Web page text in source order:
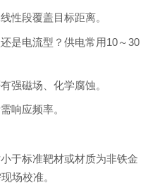
性段覆盖目标距离。
是电流型？供电常用10～30
强磁场、化学腐蚀。
响应频率。
于标准靶材或材质为非铁金
场校准。